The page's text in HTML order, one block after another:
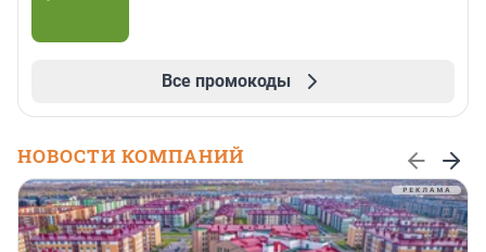
Все промокоды
НОВОСТИ КОМПАНИЙ